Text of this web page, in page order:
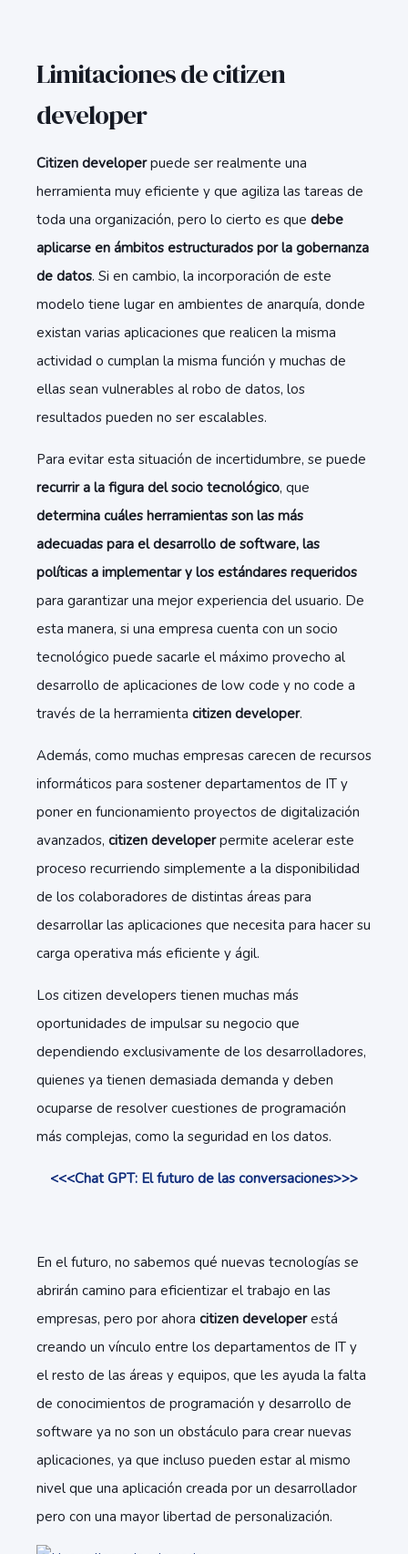
Limitaciones de citizen
developer
Citizen developerpuede ser realmente una
herramienta muy eficiente y que agiliza las tareas de
toda una organización, pero lo cierto es que debe
aplicarse en ámbitos estructurados por la gobernanza
de datos. Si en cambio, la incorporación de este
modelo tiene lugar en ambientes de anarquía, donde
existan varias aplicaciones que realicen la misma
actividad o cumplan la misma función y muchas de
ellas sean vulnerables al robo de datos, los
resultados pueden no ser escalables.
Para evitar esta situación de incertidumbre, se puede
recurrir a la figura del socio tecnológico, que
determina cuáles herramientas son las más
adecuadas para el desarrollo de software, las
políticas a implementar y los estándares requeridos
para garantizar una mejor experiencia del usuario. De
esta manera, si una empresa cuenta con un socio
tecnológico puede sacarle el máximo provecho al
desarrollo de aplicaciones de low code y no code a
través de la herramienta citizen developer.
Además, como muchas empresas carecen de recursos
informáticos para sostener departamentos de IT y
poner en funcionamiento proyectos de digitalización
avanzados, citizen developerpermite acelerar este
proceso recurriendo simplemente a la disponibilidad
de los colaboradores de distintas áreas para
desarrollar las aplicaciones que necesita para hacer su
carga operativa más eficiente y ágil.
Los citizen developers tienen muchas más
oportunidades de impulsar su negocio que
dependiendo exclusivamente de los desarrolladores,
quienes ya tienen demasiada demanda y deben
ocuparse de resolver cuestiones de programación
más complejas, como la seguridad en los datos.
<<<Chat GPT: El futuro de las conversaciones>>>
En el futuro, no sabemos qué nuevas tecnologías se
abrirán camino para eficientizar el trabajo en las
empresas, pero por ahora citizen developerestá
creando un vínculo entre los departamentos de IT y
el resto de las áreas y equipos, que les ayuda la falta
de conocimientos de programación y desarrollo de
software ya no son un obstáculo para crear nuevas
aplicaciones, ya que incluso pueden estar al mismo
nivel que una aplicación creada por un desarrollador
pero con una mayor libertad de personalización.